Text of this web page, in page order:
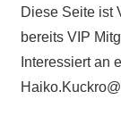
Diese Seite ist
bereits VIP
Interessiert an